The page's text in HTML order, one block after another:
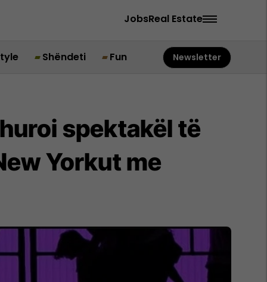
JobsReal Estate
Shëndeti Fun Newsletter
spektakël të
Yorkut me